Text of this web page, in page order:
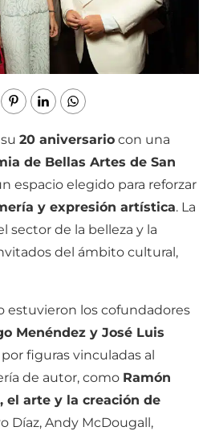
20 aniversario con una
de Bellas Artes de San
espacio elegido para reforzar
y expresión artística. La
sector de la belleza y la
del ámbito cultural,
estuvieron los cofundadores
Menéndez y José Luis
figuras vinculadas al
de autor, como Ramón
el arte y la creación de
Díaz, Andy McDougall,